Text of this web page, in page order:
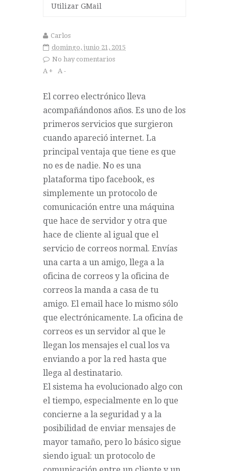
Utilizar GMail
Carlos
domingo, junio 21, 2015
No hay comentarios
A +
A -
El correo electrónico lleva
acompañándonos años. Es uno de los
primeros servicios que surgieron
cuando apareció internet. La
principal ventaja que tiene es que
no es de nadie. No es una
plataforma tipo facebook, es
simplemente un protocolo de
comunicación entre una máquina
que hace de servidor y otra que
hace de cliente al igual que el
servicio de correos normal. Envías
una carta a un amigo, llega a la
oficina de correos y la oficina de
correos la manda a casa de tu
amigo. El email hace lo mismo sólo
que electrónicamente. La oficina de
correos es un servidor al que le
llegan los mensajes el cual los va
enviando a por la red hasta que
llega al destinatario.
El sistema ha evolucionado algo con
el tiempo, especialmente en lo que
concierne a la seguridad y a la
posibilidad de enviar mensajes de
mayor tamaño, pero lo básico sigue
siendo igual: un protocolo de